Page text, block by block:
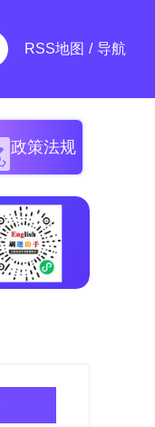
RSS地图 / 导航
政策法规